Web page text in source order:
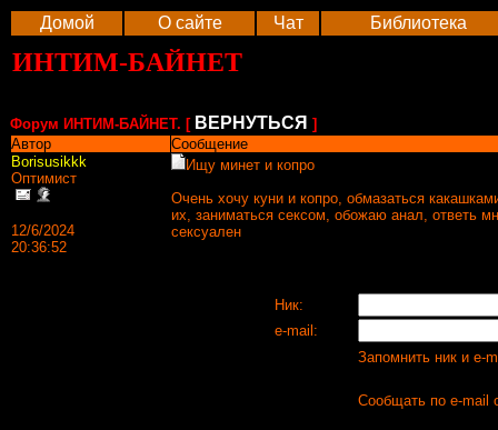
Домой О сайте Чат Библиотека
ИНТИМ-БАЙНЕТ
Форум ИНТИМ-БАЙНЕТ. [ ВЕРНУТЬСЯ ]
Автор
Сообщение
Borisusikkk
Оптимист
12/6/2024
20:36:52
Ищу минет и копро
Очень хочу куни и копро, обмазаться
их, заниматься сексом, обожаю анал, ответь
сексуален
Ник:
e-mail:
Запомнить ник и e-
Сообщать по e-mail